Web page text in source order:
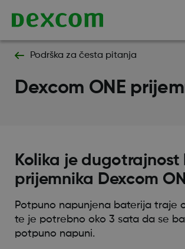
Podrška za česta pitanja
Dexcom ONE
Kolika je
prijemnika Dexcom
Potpuno napunjena baterija traje
te je potrebno oko 3 sata da se
potpuno napuni.